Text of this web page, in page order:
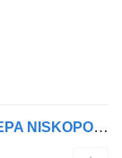
Goldhofer TU4 EXPERT 4870 PRZYCZEPA NISKOPODWOZIOWA